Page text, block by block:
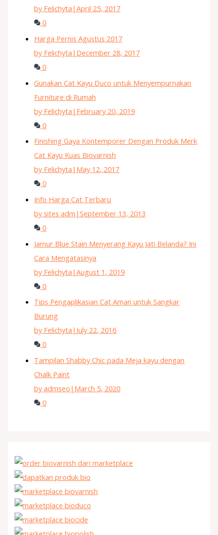
by Felichyta |April 25, 2017
0
Harga Pernis Agustus 2017
by Felichyta | December 28, 2017
0
Gunakan Cat Kayu Duco untuk Menyempurnakan
Furniture di Rumah
by Felichyta | February 20, 2019
0
Finishing Gaya Kontemporer Dengan Produk Merk
Cat Kayu Kuas Biovarnish
by Felichyta | May 12, 2017
0
Info Harga Cat Terbaru
by sites adm |September 13, 2013
0
Jamur Blue Stain Menyerang Kayu Jati Belanda? Ini
Cara Mengatasinya
by Felichyta |August 1, 2019
0
Tips Pengaplikasian Cat Aman untuk Sangkar
Burung
by Felichyta | July 22, 2016
0
Tampilan Shabby Chic pada Meja kayu dengan
Chalk Paint
by admseo | March 5, 2020
0